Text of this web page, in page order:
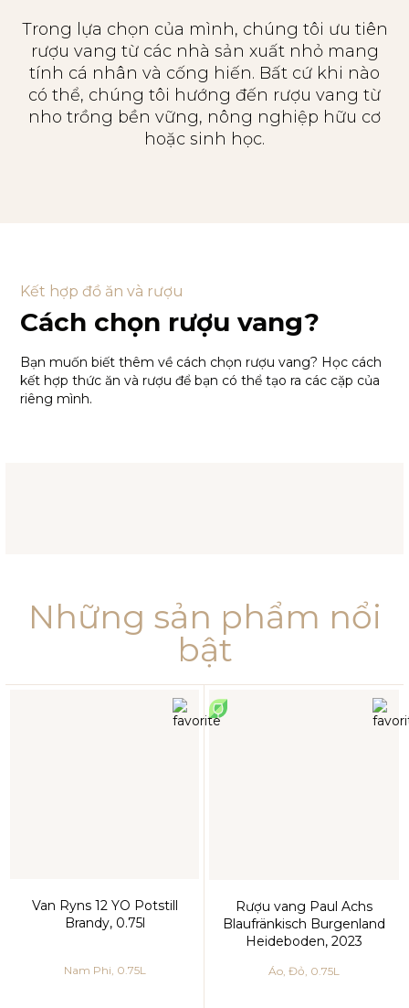
Trong lựa chọn của mình, chúng tôi ưu tiên
rượu vang từ các nhà sản xuất nhỏ mang
tính cá nhân và cống hiến. Bất cứ khi nào
có thể, chúng tôi hướng đến rượu vang từ
nho trồng bền vững, nông nghiệp hữu cơ
hoặc sinh học.
Kết hợp đồ ăn và rượu
Cách chọn rượu vang?
Bạn muốn biết thêm về cách chọn rượu vang? Học cách
kết hợp thức ăn và rượu để bạn có thể tạo ra các cặp của
riêng mình.
Những sản phẩm nổi
bật
Van Ryns 12 YO Potstill
Brandy, 0.75l
Nam Phi, 0.75L
Rượu vang Paul Achs
Blaufränkisch Burgenland
Heideboden, 2023
Áo, Đỏ, 0.75L